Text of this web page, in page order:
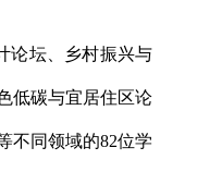
论坛、乡村振兴与
低碳与宜居住区论
不同领域的82位学